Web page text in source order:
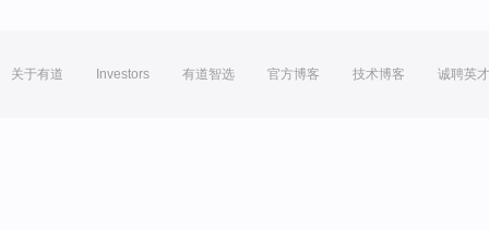
关于有道 Investors 有道智选 官方博客 技术博客 诚聘英才